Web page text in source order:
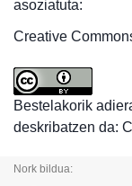
asoziatuta:
Creative
Bestelakorik
deskribatzen da:
Nork bildua: